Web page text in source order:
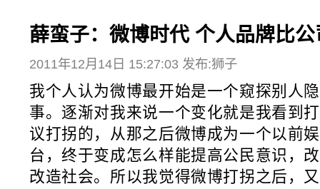
薛蛮子：微博时代 个人品牌比
2011年12月14日 15:27:03 发布:狮子
我个人认为微博最开始是一个窥探别人
事。逐渐对我来说一个变化就是我看到
议打拐的，从那之后微博成为一个以前
台，终于变成怎么样能提高公民意识，
改造社会。所以我觉得微博打拐之后，